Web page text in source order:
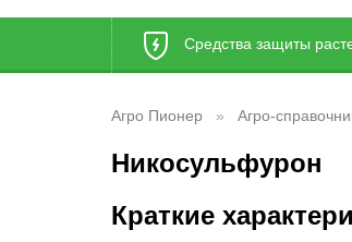
Средства защиты
Агро Пионер Агро-
Никосульфурон
Краткие